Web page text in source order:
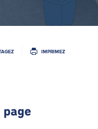
IMPRIMEZ
page